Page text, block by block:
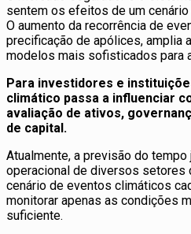
sentem os efeitos de um
O aumento da recorrência de
precificação de apólices, amplia
modelos mais sofisticados para
Para investidores e
climático passa a influenciar
avaliação de ativos,
de capital.
Atualmente, a previsão do
operacional de diversos setores
cenário de eventos climáticos
monitorar apenas as condições
suficiente.